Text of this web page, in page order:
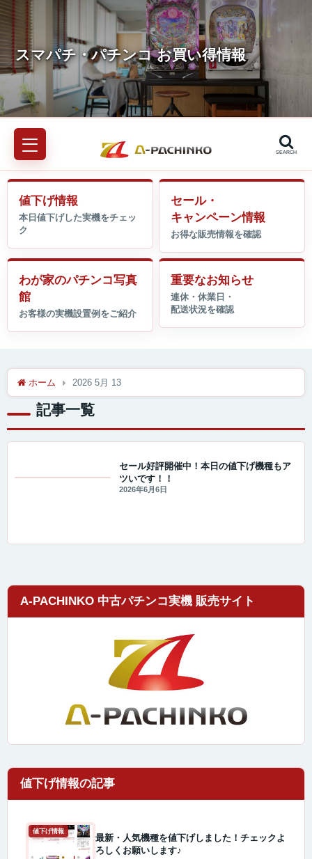
SEARCH
値下げ情報
セール・
キャンペーン情報
わが家のパチンコ写真
館
重要なお知らせ
ホーム 2026 5月 13
記事一覧
セール好評開催中！本日の値下げ機種もア
ツいです！！
2026年6月6日
A-PACHINKO 中古パチンコ実機 販売サイト
値下げ情報
最新・人気機種を値下げしました！チェックよ
ろしくお願いします♪